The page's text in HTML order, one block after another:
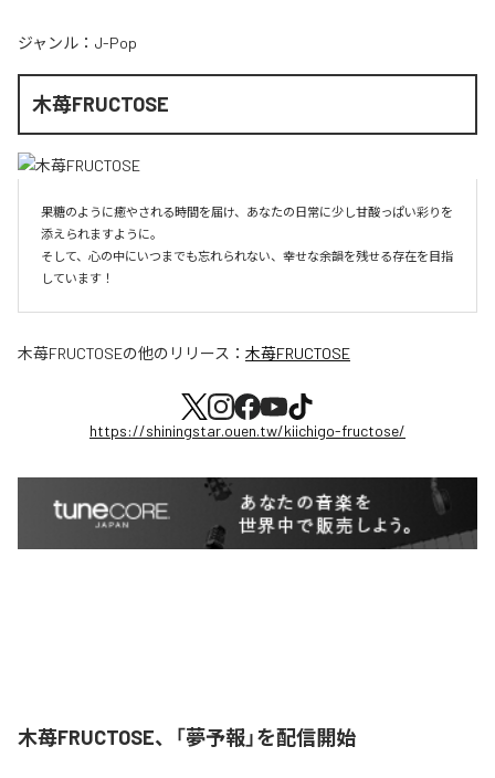
ジャンル： J-Pop
木苺FRUCTOSE
果糖のように癒やされる時間を届け、あなたの日常に少し甘酸っぱい彩りを
添えられますように。
そして、心の中にいつまでも忘れられない、幸せな余韻を残せる存在を目指
しています！
木苺FRUCTOSEの他のリリース： 木苺FRUCTOSE
https://shiningstar.ouen.tw/kiichigo-fructose/
木苺FRUCTOSE、「夢予報」を配信開始